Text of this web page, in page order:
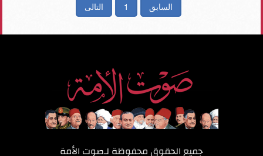
السابق 1 التالى
جميع الحقوق محفوظة لـصوت الأمة